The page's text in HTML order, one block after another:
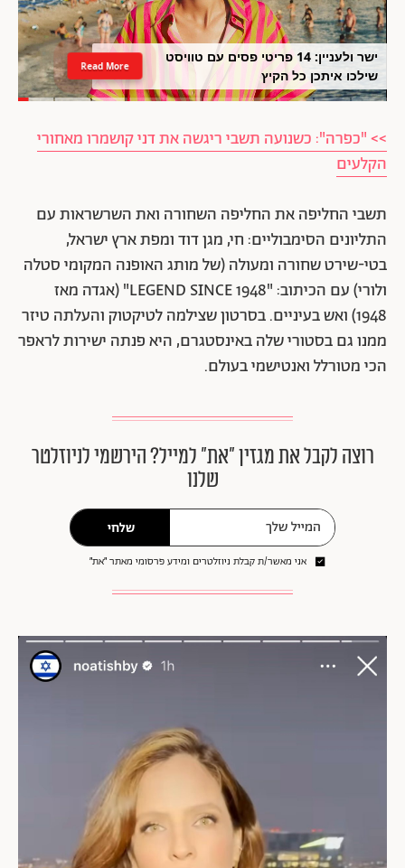
ישר ולעניין: 14 פריטי פסים עם טוויסט
שילכו איתכן כל הקיץ
Read More
>> "כפרה": כשנועה תשבי ריגשה את דני קושמרו מאחורי
הקלעים
תשבי החליפה את החליפה השחורה ואת השרשראות עם
התליונים הסימבוליים: חי, מגן דוד ומפת ארץ ישראל,
בטי-שירט שחורה ומעולה (של מותג האופנה המקומי סטלה
ולורי) עם הכיתוב: "LEGEND SINCE 1948" (אגדה מאז
1948) ואש בעיניים. בסרטון שצילמה לטיקטוק והעלתה טיזר
ממנו גם בסטורי שלה באינסטגרם, היא פנתה ישירות לראפר
הכי מטורלל ואנטישמי בעולם.
רוצה לקבל את מגזין ״את״ למייל? הירשמי לניוזלטר
שלנו
שלחי
אני מאשר/ת קבלת ניוזלטרים ומידע פרסומי מאתר ״את״